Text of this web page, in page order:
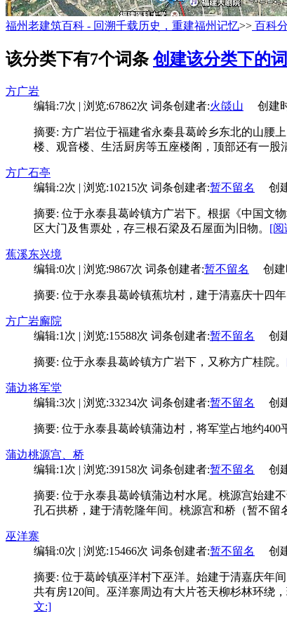
福州老建筑百科 - 回溯千载历史，重建福州记忆>> 百科
该分类下有7个词条 创建该分类下的
方广岩
编辑:7次 | 浏览:67862次 词条创建者:火燄山 创建时
摘要: 方广岩位于福建省永秦县葛岭乡东北的山腰
楼、观音楼、生活厨房等五座楼阁，顶部还有一股
方广石亭
编辑:2次 | 浏览:10215次 词条创建者:暂不留名 创建
摘要: 位于永泰县葛岭镇方广岩下。根据《中国文
区大门及售票处，存三根石梁及石屋面为旧物。 [阅
蕉溪东兴境
编辑:0次 | 浏览:9867次 词条创建者:暂不留名 创建
摘要: 位于永泰县葛岭镇蕉坑村，建于清嘉庆十四
方广岩廨院
编辑:1次 | 浏览:15588次 词条创建者:暂不留名 创建
摘要: 位于永泰县葛岭镇方广岩下，又称方广桂院。
蒲边将军堂
编辑:3次 | 浏览:33234次 词条创建者:暂不留名 创建
摘要: 位于永泰县葛岭镇蒲边村，将军堂占地约
蒲边桃源宫、桥
编辑:1次 | 浏览:39158次 词条创建者:暂不留名 创建
摘要: 位于永泰县葛岭镇蒲边村水尾。桃源宫始建
孔石拱桥，建于清乾隆年间。桃源宫和桥（暂不留
巫洋寨
编辑:0次 | 浏览:15466次 词条创建者:暂不留名 创建
摘要: 位于葛岭镇巫洋村下巫洋。始建于清嘉庆年
共有房120间。巫洋寨周边有大片苍天柳杉林环绕
文:]